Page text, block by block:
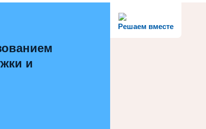
Решаем вместе
и